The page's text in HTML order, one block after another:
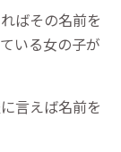
ばその名前を
いる女の子が
言えば名前を